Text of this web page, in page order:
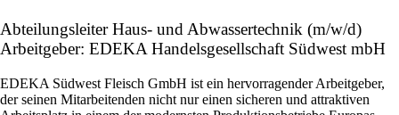
Abteilungsleiter Haus- und Abwassertechnik (m/w/d)
Arbeitgeber: EDEKA Handelsgesellschaft Südwest mbH
EDEKA Südwest Fleisch GmbH ist ein hervorragender Arbeitgeber,
der seinen Mitarbeitenden nicht nur einen sicheren und attraktiven